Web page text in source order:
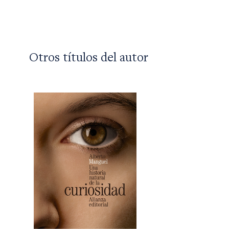
Otros títulos del autor